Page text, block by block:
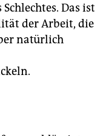
Das ist
der Arbeit, die
natürlich